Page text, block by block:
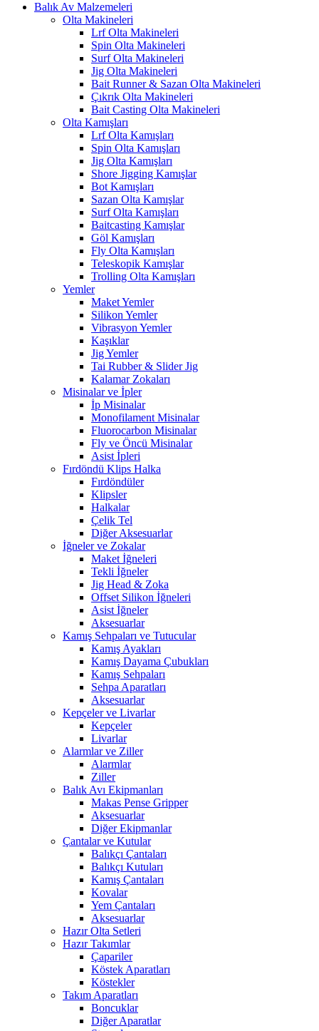
Balık Av Malzemeleri
Olta Makineleri
Lrf Olta Makineleri
Spin Olta Makineleri
Surf Olta Makineleri
Jig Olta Makineleri
Bait Runner & Sazan Olta Makineleri
Çıkrık Olta Makineleri
Bait Casting Olta Makineleri
Olta Kamışları
Lrf Olta Kamışları
Spin Olta Kamışları
Jig Olta Kamışları
Shore Jigging Kamışlar
Bot Kamışları
Sazan Olta Kamışlar
Surf Olta Kamışları
Baitcasting Kamışlar
Göl Kamışları
Fly Olta Kamışları
Teleskopik Kamışlar
Trolling Olta Kamışları
Yemler
Maket Yemler
Silikon Yemler
Vibrasyon Yemler
Kaşıklar
Jig Yemler
Tai Rubber & Slider Jig
Kalamar Zokaları
Misinalar ve İpler
İp Misinalar
Monofilament Misinalar
Fluorocarbon Misinalar
Fly ve Öncü Misinalar
Asist İpleri
Fırdöndü Klips Halka
Fırdöndüler
Klipsler
Halkalar
Çelik Tel
Diğer Aksesuarlar
İğneler ve Zokalar
Maket İğneleri
Tekli İğneler
Jig Head & Zoka
Offset Silikon İğneleri
Asist İğneler
Aksesuarlar
Kamış Sehpaları ve Tutucular
Kamış Ayakları
Kamış Dayama Çubukları
Kamış Sehpaları
Sehpa Aparatları
Aksesuarlar
Kepçeler ve Livarlar
Kepçeler
Livarlar
Alarmlar ve Ziller
Alarmlar
Ziller
Balık Avı Ekipmanları
Makas Pense Gripper
Aksesuarlar
Diğer Ekipmanlar
Çantalar ve Kutular
Balıkçı Çantaları
Balıkçı Kutuları
Kamış Çantaları
Kovalar
Yem Çantaları
Aksesuarlar
Hazır Olta Setleri
Hazır Takımlar
Çapariler
Köstek Aparatları
Köstekler
Takım Aparatları
Boncuklar
Diğer Aparatlar